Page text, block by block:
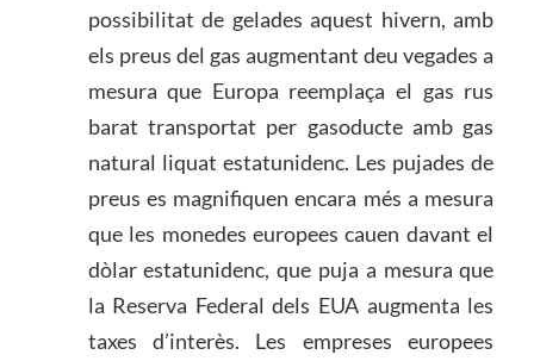
possibilitat de gelades aquest hivern, amb
els preus del gas augmentant deu vegades a
mesura que Europa reemplaça el gas rus
barat transportat per gasoducte amb gas
natural liquat estatunidenc. Les pujades de
preus es magnifiquen encara més a mesura
que les monedes europees cauen davant el
dòlar estatunidenc, que puja a mesura que
la Reserva Federal dels EUA augmenta les
taxes d’interès. Les empreses europees